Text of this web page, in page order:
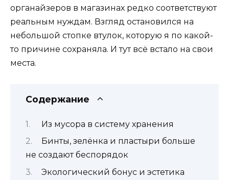
органайзеров в магазинах редко соответствуют
реальным нуждам. Взгляд остановился на
небольшой стопке втулок, которую я по какой-
то причине сохраняла. И тут всё встало на свои
места.
Содержание
Из мусора в систему хранения
Бинты, зелёнка и пластыри больше
не создают беспорядок
Экологический бонус и эстетика